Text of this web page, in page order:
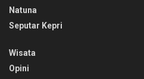
Natuna
Seputar Kepri
Wisata
Opini